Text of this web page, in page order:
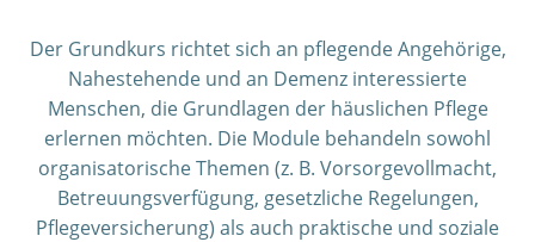
Der Grundkurs richtet sich an pflegende Angehörige,
Nahestehende und an Demenz interessierte
Menschen, die Grundlagen der häuslichen Pflege
erlernen möchten. Die Module behandeln sowohl
organisatorische Themen (z. B. Vorsorgevollmacht,
Betreuungsverfügung, gesetzliche Regelungen,
Pflegeversicherung) als auch praktische und soziale